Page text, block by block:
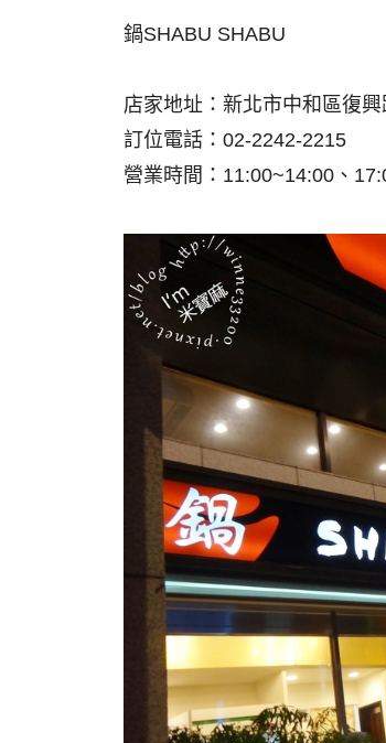
鍋SHABU SHABU
店家地址：新北市中和區復
訂位電話：02-2242-2215
營業時間：11:00~14:00、